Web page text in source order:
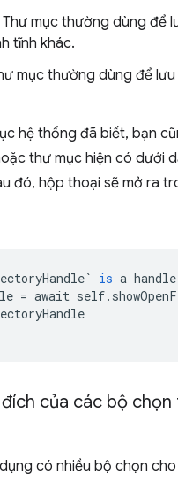
Thư mục thường dùng để
tĩnh khác.
mục thường dùng để
hệ thống đã biết, bạn
thư mục hiện có dưới
đó, hộp thoại sẽ mở ra
is a handle
= await self.
của các bộ
có nhiều bộ chọn